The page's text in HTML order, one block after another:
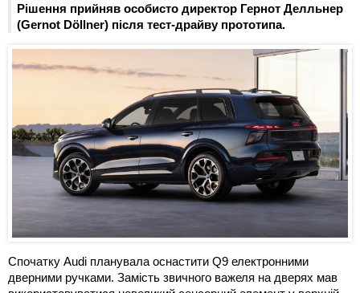
Рішення прийняв особисто директор Гернот Делльнер
(Gernot Döllner) після тест-драйву прототипа.
Спочатку Audi планувала оснастити Q9 електронними
дверними ручками. Замість звичного важеля на дверях мав